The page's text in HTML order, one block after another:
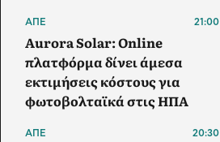
ΑΠΕ 21:00
Aurora Solar: Online
πλατφόρμα δίνει άμεσα
εκτιμήσεις κόστους για
φωτοβολταϊκά στις ΗΠΑ
ΑΠΕ 20:30